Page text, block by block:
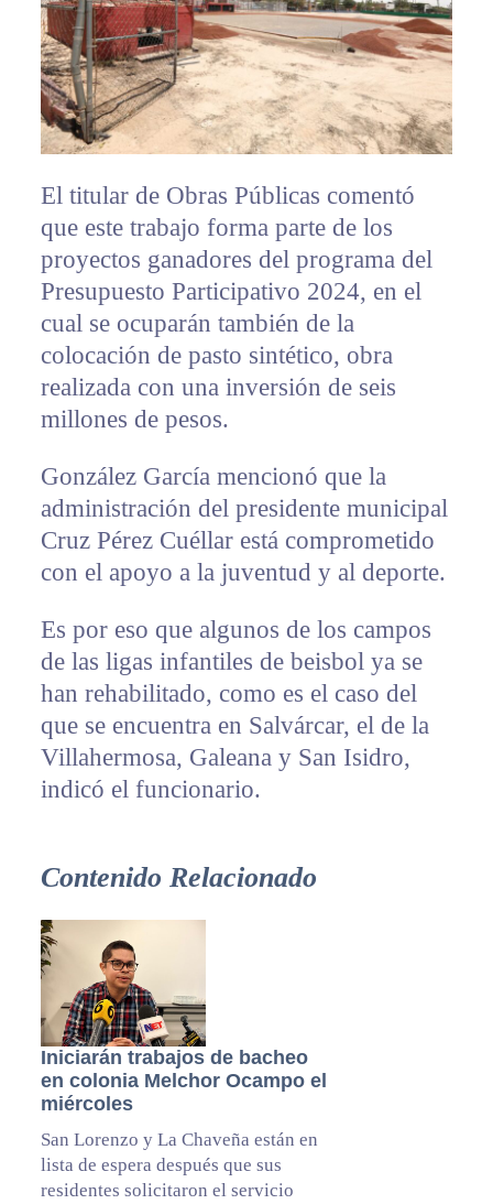
El titular de Obras Públicas comentó
que este trabajo forma parte de los
proyectos ganadores del programa del
Presupuesto Participativo 2024, en el
cual se ocuparán también de la
colocación de pasto sintético, obra
realizada con una inversión de seis
millones de pesos.
González García mencionó que la
administración del presidente municipal
Cruz Pérez Cuéllar está comprometido
con el apoyo a la juventud y al deporte.
Es por eso que algunos de los campos
de las ligas infantiles de beisbol ya se
han rehabilitado, como es el caso del
que se encuentra en Salvárcar, el de la
Villahermosa, Galeana y San Isidro,
indicó el funcionario.
Contenido Relacionado
Iniciarán trabajos de bacheo
en colonia Melchor Ocampo el
miércoles
San Lorenzo y La Chaveña están en
lista de espera después que sus
residentes solicitaron el servicio